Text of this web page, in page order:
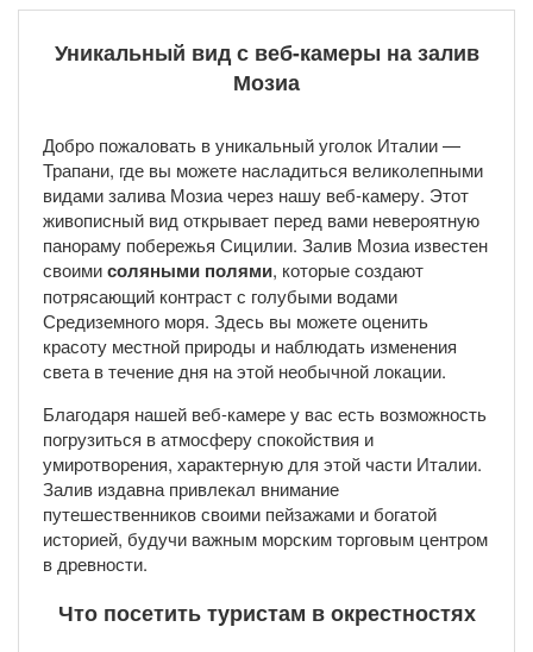
Уникальный вид с веб-камеры на залив
Мозиа
Добро пожаловать в уникальный уголок Италии —
Трапани, где вы можете насладиться великолепными
видами залива Мозиа через нашу веб-камеру. Этот
живописный вид открывает перед вами невероятную
панораму побережья Сицилии. Залив Мозиа известен
своимисоляными полями, которые создают
потрясающий контраст с голубыми водами
Средиземного моря. Здесь вы можете оценить
красоту местной природы и наблюдать изменения
света в течение дня на этой необычной локации.
Благодаря нашей веб-камере у вас есть возможность
погрузиться в атмосферу спокойствия и
умиротворения, характерную для этой части Италии.
Залив издавна привлекал внимание
путешественников своими пейзажами и богатой
историей, будучи важным морским торговым центром
в древности.
Что посетить туристам в окрестностях